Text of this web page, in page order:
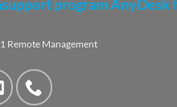
program AnyDesk
Remote Management